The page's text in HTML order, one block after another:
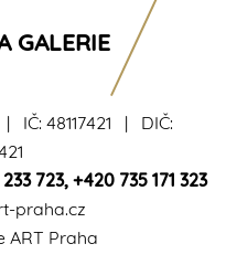
IČ: 48117421 | DIČ:
723, +420 735 171 323
praha.cz
ART Praha
GALERIE